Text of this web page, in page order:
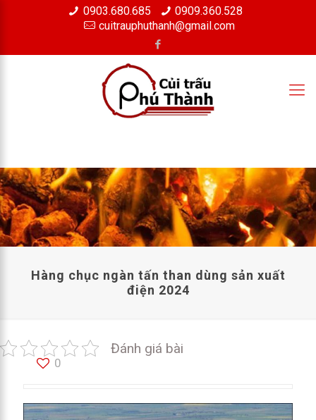
0903.680.685
0909.360.528
cuitrauphuthanh@gmail.com
Hàng chục ngàn tấn than dùng sản xuất
điện 2024
Đánh giá bài
0